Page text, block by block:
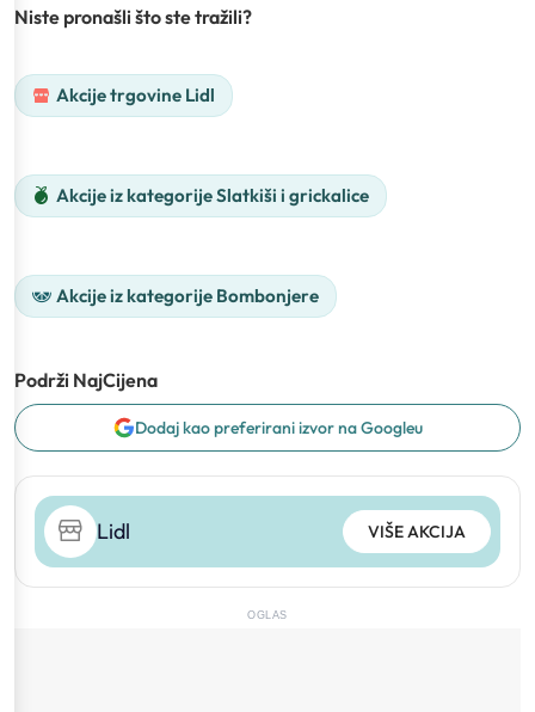
Niste pronašli što ste tražili?
Akcije trgovine Lidl
Akcije iz kategorije Slatkiši i grickalice
Akcije iz kategorije Bombonjere
Podrži NajCijena
Dodaj kao preferirani izvor na Googleu
Lidl VIŠE AKCIJA
OGLAS